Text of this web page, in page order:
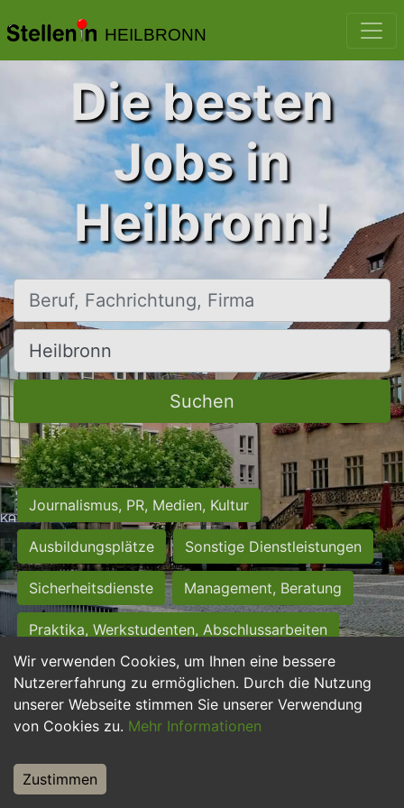
HEILBRONN
Wir verwenden Cookies, um Ihnen eine bessere
Nutzererfahrung zu ermöglichen. Durch die Nutzung
unserer Webseite stimmen Sie unserer Verwendung
von Cookies zu. Mehr Informationen
Zustimmen
Die besten
Jobs in
Heilbronn!
Beruf, Fachrichtung, Firma
Ort, Stadt
Suchen
Journalismus, PR, Medien, Kultur
Ausbildungsplätze Sonstige Dienstleistungen
Sicherheitsdienste Management, Beratung
Praktika, Werkstudenten, Abschlussarbeiten
Personalwesen Assistenz, Sekretariat
Hilfskräfte, Aushilfs- und Nebenjobs
Weiterbildung, Studium, duale Ausbildung